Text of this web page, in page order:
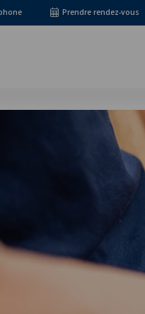
Prendre rendez-vous